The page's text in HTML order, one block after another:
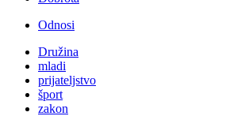
Odnosi
Družina
mladi
prijateljstvo
šport
zakon